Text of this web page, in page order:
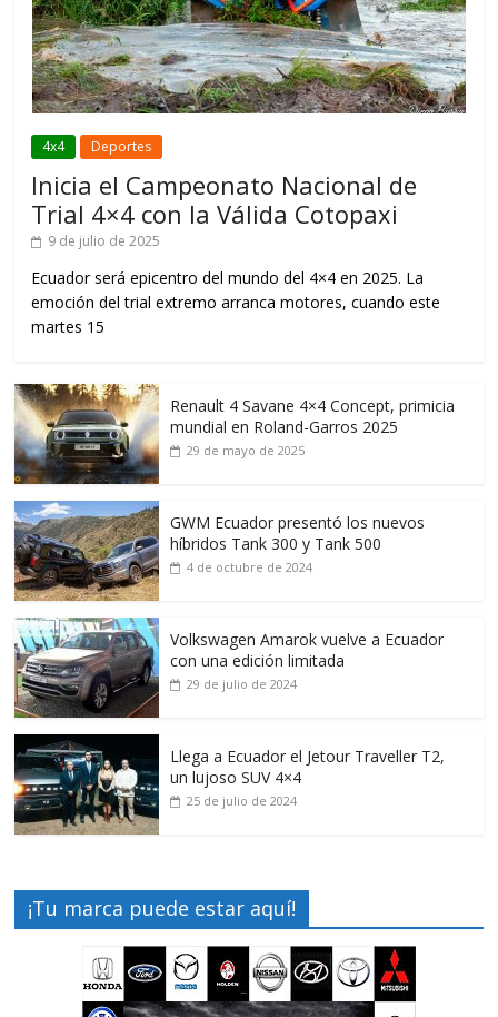
4x4 Deportes
Inicia el Campeonato Nacional de
Trial 4×4 con la Válida Cotopaxi
9 de julio de 2025
Ecuador será epicentro del mundo del 4×4 en 2025. La
emoción del trial extremo arranca motores, cuando este
martes 15
Renault 4 Savane 4×4 Concept, primicia
mundial en Roland-Garros 2025
29 de mayo de 2025
GWM Ecuador presentó los nuevos
híbridos Tank 300 y Tank 500
4 de octubre de 2024
Volkswagen Amarok vuelve a Ecuador
con una edición limitada
29 de julio de 2024
Llega a Ecuador el Jetour Traveller T2,
un lujoso SUV 4×4
25 de julio de 2024
¡Tu marca puede estar aquí!